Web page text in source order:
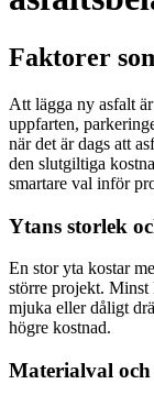
Faktorer
Att lägga ny asfalt
uppfarten,
när det är dags att
den slutgiltiga
smartare val inför
Ytans storlek
En stor yta kostar
större projekt.
mjuka eller dåligt
högre kostnad.
Materialval